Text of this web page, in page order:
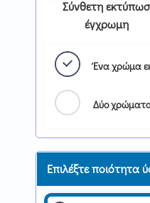
Σύνθετη
έγχρωμη
Ένα χρώμα
Δύο
Επιλέξτε ποιότητα